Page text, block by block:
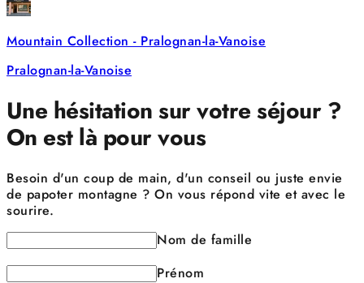
Mountain Collection - Pralognan-la-Vanoise
Pralognan-la-Vanoise
Une hésitation sur votre séjour ?
On est là pour vous
Besoin d'un coup de main, d'un conseil ou juste envie
de papoter montagne ? On vous répond vite et avec le
sourire.
Nom de famille
Prénom